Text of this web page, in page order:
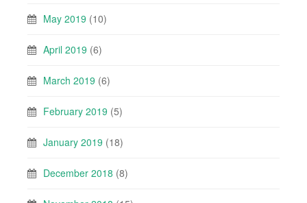
May 2019 (10)
April 2019 (6)
March 2019 (6)
February 2019 (5)
January 2019 (18)
December 2018 (8)